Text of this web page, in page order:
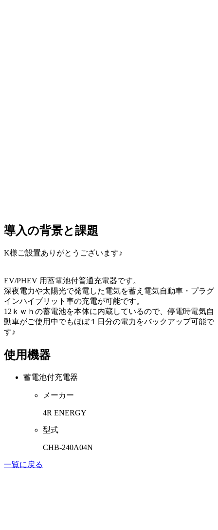
導入の背景と課題
K様ご設置ありがとうございます♪
EV/PHEV 用蓄電池付普通充電器です。
深夜電力や太陽光で発電した電気を蓄え電気自動車・プラグ
インハイブリット車の充電が可能です。
12ｋｗｈの蓄電池を本体に内蔵しているので、停電時電気自
動車がご使用中でもほぼ１日分の電力をバックアップ可能で
す♪
使用機器
蓄電池付充電器
メーカー
4R ENERGY
型式
CHB-240A04N
一覧に戻る